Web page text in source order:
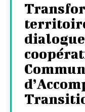
Commun